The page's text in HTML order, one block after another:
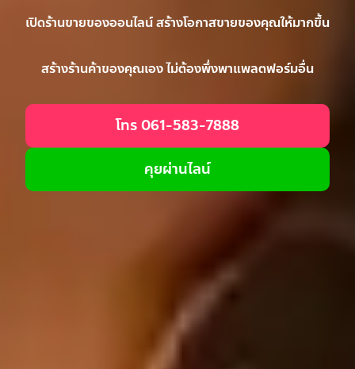
เปิดร้านขายของออนไลน์ สร้างโอกาสขายของคุณให้มากขึ้น
สร้างร้านค้าของคุณเอง ไม่ต้องพึ่งพาแพลตฟอร์มอื่น
โทร 061-583-7888
คุยผ่านไลน์